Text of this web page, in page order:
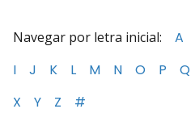
Navegar por letra inicial: A
I
J K L M N O P Q
X
Y Z #